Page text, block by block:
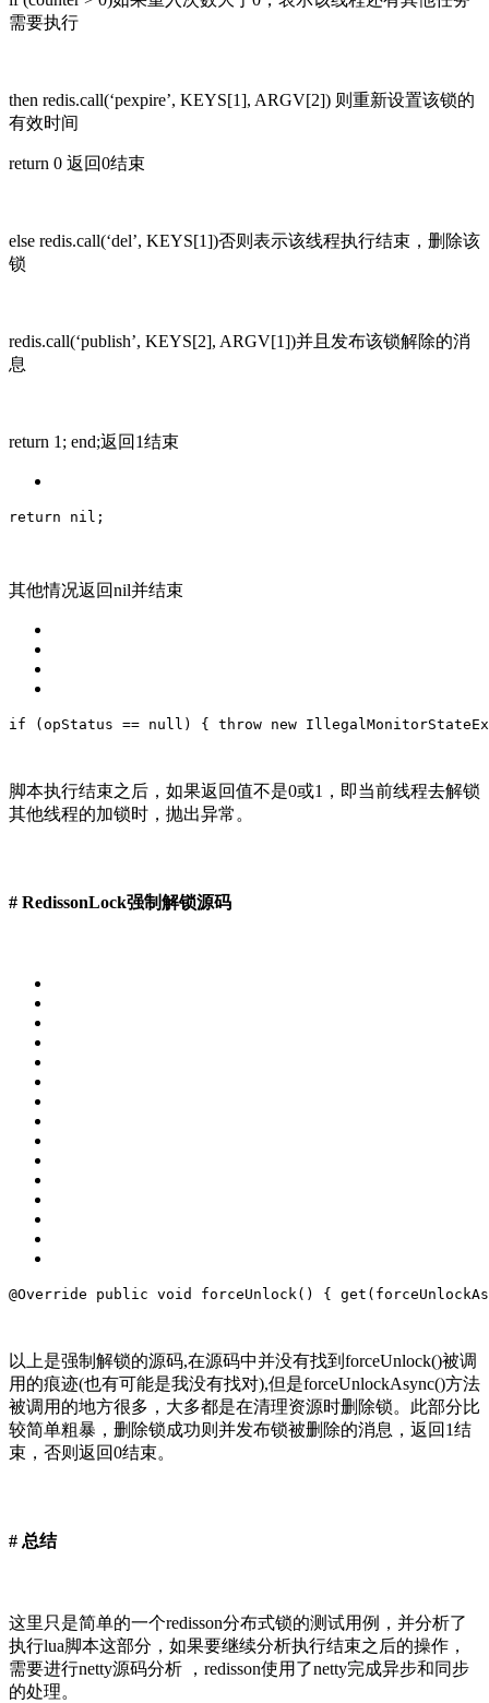
需要执行
then redis.call(‘pexpire’, KEYS[1], ARGV[2]) 则重新设置该锁的
有效时间
return 0 返回0结束
else redis.call(‘del’, KEYS[1])否则表示该线程执行结束，删除该
锁
redis.call(‘publish’, KEYS[2], ARGV[1])并且发布该锁解除的消
息
return 1; end;返回1结束
return nil ;
其他情况返回nil并结束
if (opStatus == null ) { throw new
脚本执行结束之后，如果返回值不是0或1，即当前线程去解锁
其他线程的加锁时，抛出异常。
# RedissonLock强制解锁源码
@Override public void forceUnlock() { get
以上是强制解锁的源码,在源码中并没有找到forceUnlock()被调
用的痕迹(也有可能是我没有找对),但是forceUnlockAsync()方法
被调用的地方很多，大多都是在清理资源时删除锁。此部分比
较简单粗暴，删除锁成功则并发布锁被删除的消息，返回1结
束，否则返回0结束。
# 总结
这里只是简单的一个redisson分布式锁的测试用例，并分析了
执行lua脚本这部分，如果要继续分析执行结束之后的操作，
需要进行netty源码分析 ，redisson使用了netty完成异步和同步
的处理。